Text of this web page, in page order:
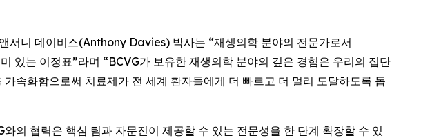
니 데이비스(Anthony Davies) 박사는 “재생의학 분야의 전문가로서
있는 이정표”라며 “BCVG가 보유한 재생의학 분야의 깊은 경험은 우리의 집단
속화함으로써 치료제가 전 세계 환자들에게 더 빠르고 더 멀리 도달하도록 돕
의 협력은 핵심 팀과 자문진이 제공할 수 있는 전문성을 한 단계 확장할 수 있